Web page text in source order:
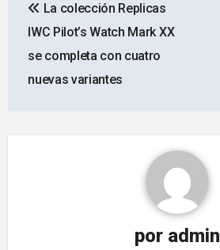
de
entradas
La colección Replicas
IWC Pilot’s Watch Mark XX
se completa con cuatro
nuevas variantes
por admin